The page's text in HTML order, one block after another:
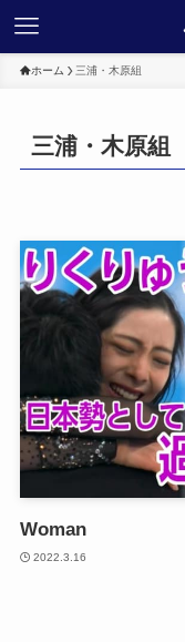
ホーム 三浦・木原組
三浦・木原組
Woman
2022.3.16